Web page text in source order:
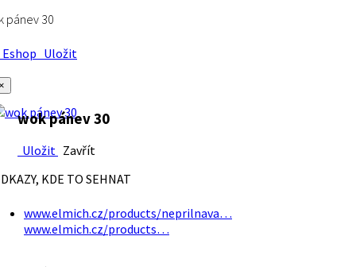
pánev 30
Uložit
wok pánev 30
Uložit Zavřít
KDE TO SEHNAT
www.elmich.cz/products/neprilnava…
www.elmich.cz/products…